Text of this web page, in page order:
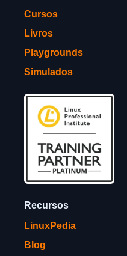
Cursos
Livros
Playgrounds
Simulados
Recursos
LinuxPedia
Blog